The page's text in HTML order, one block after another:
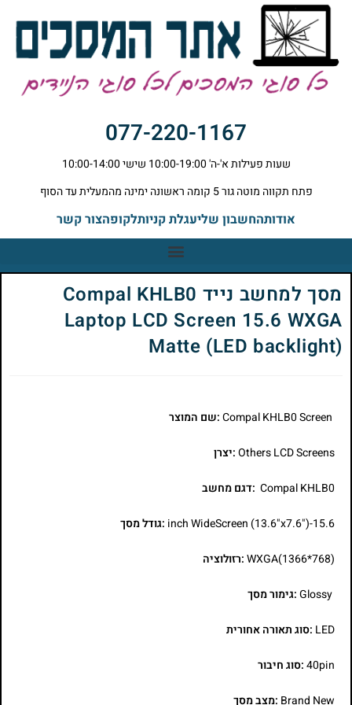
077-220-1167
שעות פעילות א'-ה' 10:00-19:00 שישי 10:00-14:00
פתח תקווה מוטה גור 5 קומה ראשונה ימינה מהמעלית עד הסוף
אודותהחשבון שליעגלת קניותלקופהצור קשר
מסך למחשב נייד Compal KHLB0
Laptop LCD Screen 15.6 WXGA
Matte (LED backlight)
:שם המוצר
Others LCD Screens:יצרן
Compal KHLB0 :דגם מחשב
15.6-inch WideScreen (13.6"x7.6") :גודל מסך
WXGA(1366*768):רזולוציה
Glossy:גימור מסך
LED :סוג תאורה אחורית
40pin:סוג חיבור
Brand New :מצב מסך